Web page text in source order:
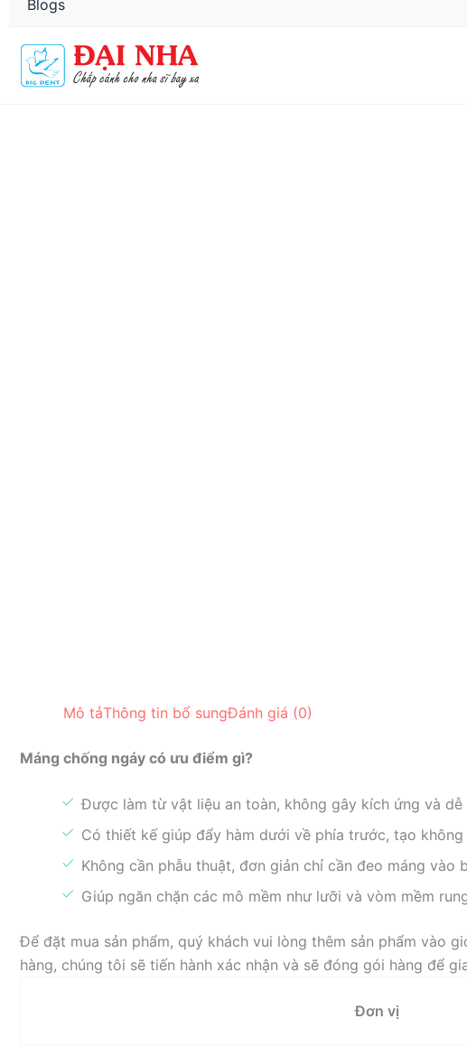
Blogs
Mô tảThông tin bổ sungĐánh giá (0)
Máng chống ngáy có ưu điểm gì?
Được làm từ vật liệu an toàn, không gây kích ứng và dễ
Có thiết kế giúp đẩy hàm dưới về phía trước, tạo
Không cần phẫu thuật, đơn giản chỉ cần đeo máng vào
Giúp ngăn chặn các mô mềm như lưỡi và vòm mềm
Để đặt mua sản phẩm, quý khách vui lòng thêm sản phẩm vào
hàng, chúng tôi sẽ tiến hành xác nhận và sẽ đóng gói hàng để
Đơn vị